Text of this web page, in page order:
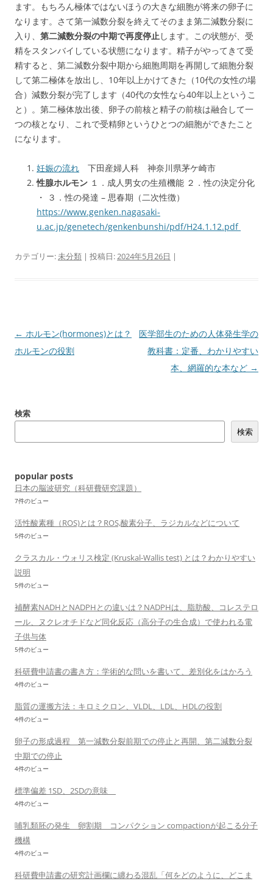
ます。もちろん極体ではないほうの大きな細胞が将来の卵子に
なります。さて第一減数分裂を終えてそのまま第二減数分裂に
入り、 第二減数分裂の中期で再度停止します。この状態が、受
精をスタンバイしている状態になります。精子がやってきて受
精すると、第二減数分裂中期から細胞周期を再開して細胞分裂
して第二極体を放出し、10年以上かけてきた（10代の女性の場
合）減数分裂が完了します（40代の女性なら40年以上というこ
と）。第二極体放出後、卵子の前核と精子の前核は融合して一
つの核となり、これで受精卵というひとつの細胞ができたこと
になります。
妊娠の流れ 下田産婦人科 神奈川県茅ケ崎市
性腺ホルモン １．成人男女の生殖機能 ２．性の決定分化
・ ３．性の発達 – 思春期（二次性徴）
https://www.genken.nagasaki-
u.ac.jp/genetech/genkenbunshi/pdf/H24.1.12.pdf
カテゴリー:未分類 | 投稿日:2024年5月26日 |
投
稿
ー
← ホルモン(hormones)とは？
ホルモンの役割
医学部生のための人体発生学の
教科書：定番、わかりやすい
本、網羅的な本など →
検索
検索
popular posts
日本の脳波研究（科研費研究課題）
7件のビュー
活性酸素種（ROS)とは？ROS,酸素分子、ラジカルなどについて
5件のビュー
クラスカル・ウォリス検定 (Kruskal-Wallis test) とは？わかりやすい
説明
5件のビュー
補酵素NADHとNADPHとの違いは？NADPHは、脂肪酸、コレステロ
ール、ヌクレオチドなど同化反応（高分子の生合成）で使われる電
子供与体
5件のビュー
科研費申請書の書き方：学術的な問いを書いて、差別化をはかろう
4件のビュー
脂質の運搬方法：キロミクロン、VLDL、LDL、HDLの役割
4件のビュー
卵子の形成過程 第一減数分裂前期での停止と再開、第二減数分裂
中期での停止
4件のビュー
標準偏差 1SD、2SDの意味
4件のビュー
哺乳類胚の発生 卵割期 コンパクション compactionが起こる分子
機構
4件のビュー
科研費申請書の研究計画欄に纏わる混乱「何をどのように、どこま